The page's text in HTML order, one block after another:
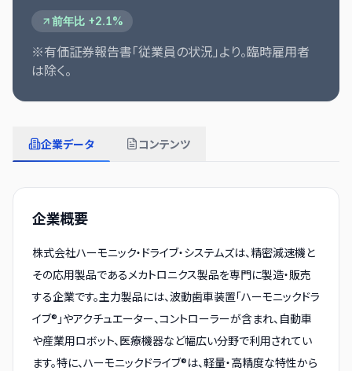
前年比 +2.1%
※有価証券報告書「従業員の状況」より。臨時雇用者
は除く。
企業データ コンテンツ
企業概要
株式会社ハーモニック・ドライブ・システムズは、精密減速機と
その応用製品であるメカトロニクス製品を専門に製造・販売
する企業です。主力製品には、波動歯車装置「ハーモニックドラ
イブ®」やアクチュエーター、コントローラーが含まれ、自動車
や産業用ロボット、医療機器など幅広い分野で利用されてい
ます。特に、ハーモニックドライブ®は、軽量・高精度な特性から